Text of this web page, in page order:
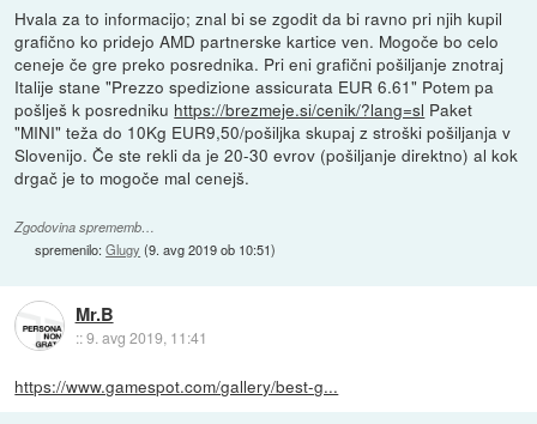
Hvala za to informacijo; znal bi se zgodit da bi ravno pri njih kupil
grafično ko pridejo AMD partnerske kartice ven. Mogoče bo celo
ceneje če gre preko posrednika. Pri eni grafični pošiljanje znotraj
Italije stane "Prezzo spedizione assicurata EUR 6.61" Potem pa
pošlješ k posredniku https://brezmeje.si/cenik/?lang=sl Paket
"MINI" teža do 10Kg EUR9,50/pošiljka skupaj z stroški pošiljanja v
Slovenijo. Če ste rekli da je 20-30 evrov (pošiljanje direktno) al kok
drgač je to mogoče mal cenejš.
Zgodovina sprememb…
spremenilo:Glugy (9. avg 2019 ob 10:51)
Mr.B
::9. avg 2019, 11:41
https://www.gamespot.com/gallery/best-g...